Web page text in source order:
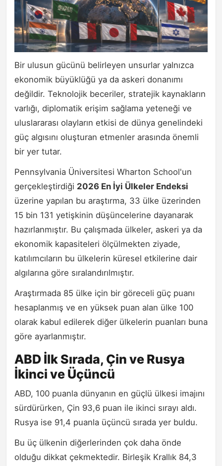
Bir ulusun gücünü belirleyen unsurlar yalnızca
ekonomik büyüklüğü ya da askeri donanımı
değildir. Teknolojik beceriler, stratejik kaynakların
varlığı, diplomatik erişim sağlama yeteneği ve
uluslararası olayların etkisi de dünya genelindeki
güç algısını oluşturan etmenler arasında önemli
bir yer tutar.
Pennsylvania Üniversitesi Wharton School'un
gerçekleştirdiği 2026 En İyi Ülkeler Endeksi
üzerine yapılan bu araştırma, 33 ülke üzerinden
15 bin 131 yetişkinin düşüncelerine dayanarak
hazırlanmıştır. Bu çalışmada ülkeler, askeri ya da
ekonomik kapasiteleri ölçülmekten ziyade,
katılımcıların bu ülkelerin küresel etkilerine dair
algılarına göre sıralandırılmıştır.
Araştırmada 85 ülke için bir göreceli güç puanı
hesaplanmış ve en yüksek puan alan ülke 100
olarak kabul edilerek diğer ülkelerin puanları buna
göre ayarlanmıştır.
ABD İlk Sırada, Çin ve Rusya
İkinci ve Üçüncü
ABD, 100 puanla dünyanın en güçlü ülkesi imajını
sürdürürken, Çin 93,6 puan ile ikinci sırayı aldı.
Rusya ise 91,4 puanla üçüncü sırada yer buldu.
Bu üç ülkenin diğerlerinden çok daha önde
olduğu dikkat çekmektedir. Birleşik Krallık 84,3